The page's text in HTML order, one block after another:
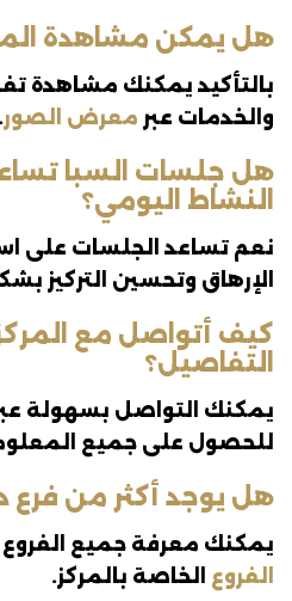
هل يمكن مشاهدة
بالتأكيد يمكنك مشاهدة
والخدمات عبر معرض الصور.
هل جلسات السبا
النشاط اليومي؟
نعم تساعد الجلسات على
الإرهاق وتحسين التركيز
كيف أتواصل مع
التفاصيل؟
يمكنك التواصل بسهولة
للحصول على جميع
هل يوجد أكثر من فرع
يمكنك معرفة جميع
الفروع
الخاصة بالمركز.